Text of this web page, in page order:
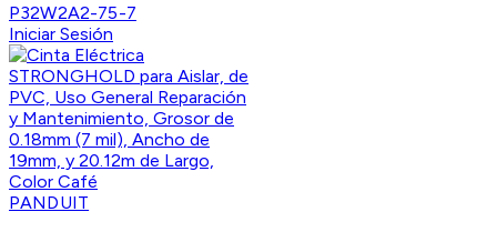
P32W2A2-75-7
Iniciar Sesión
PANDUIT